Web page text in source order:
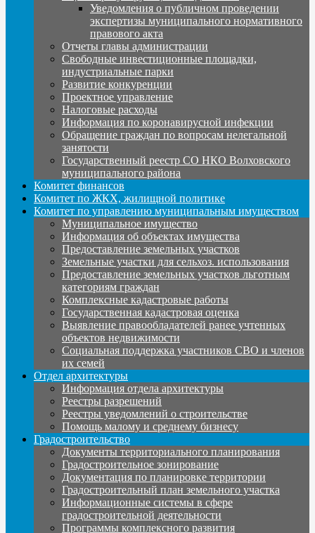
Уведомления о публичном проведении
экспертизы муниципального нормативного
правового акта
Отчеты главы администрации
Свободные инвестиционные площадки,
индустриальные парки
Развитие конкуренции
Проектное управление
Налоговые расходы
Информация по коронавирусной инфекции
Обращение граждан по вопросам нелегальной
занятости
Государственный реестр СО НКО Волховского
муниципального района
Комитет финансов
Комитет по ЖКХ, жилищной политике
Комитет по управлению муниципальным имуществом
Муниципальное имущество
Информация об объектах имущества
Предоставление земельных участков
Земельные участки для сельхоз. использования
Предоставление земельных участков льготным
категориям граждан
Комплексные кадастровые работы
Государственная кадастровая оценка
Выявление правообладателей ранее учтенных
объектов недвижимости
Социальная поддержка участников СВО и членов
их семей
Отдел архитектуры
Информация отдела архитектуры
Реестры разрешений
Реестры уведомлений о строительстве
Помощь малому и среднему бизнесу
Градостроительство
Документы территориального планирования
Градостроительное зонирование
Документация по планировке территории
Градостроительный план земельного участка
Информационные системы в сфере
градостроительной деятельности
Программы комплексного развития